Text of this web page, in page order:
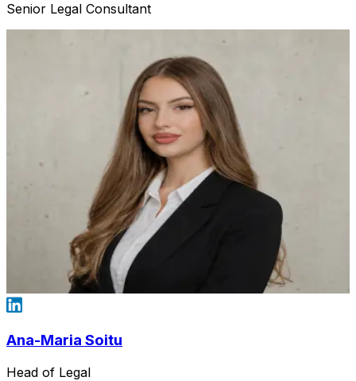
Senior Legal Consultant
Ana-Maria Soitu
Head of Legal